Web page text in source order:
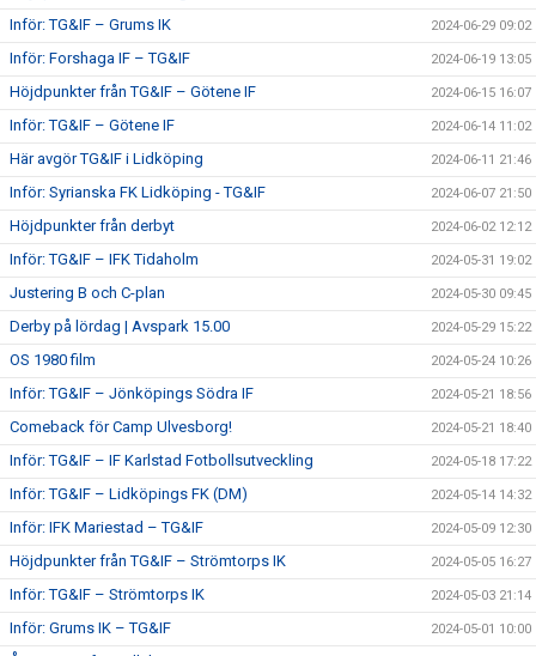
Inför: TG&IF – Grums IK 2024-06-29 09:02
Inför: Forshaga IF – TG&IF 2024-06-19 13:05
Höjdpunkter från TG&IF – Götene IF 2024-06-15 16:07
Inför: TG&IF – Götene IF 2024-06-14 11:02
Här avgör TG&IF i Lidköping 2024-06-11 21:46
Inför: Syrianska FK Lidköping - TG&IF 2024-06-07 21:50
Höjdpunkter från derbyt 2024-06-02 12:12
Inför: TG&IF – IFK Tidaholm 2024-05-31 19:02
Justering B och C-plan 2024-05-30 09:45
Derby på lördag | Avspark 15.00 2024-05-29 15:22
OS 1980 film 2024-05-24 10:26
Inför: TG&IF – Jönköpings Södra IF 2024-05-21 18:56
Comeback för Camp Ulvesborg! 2024-05-21 18:40
Inför: TG&IF – IF Karlstad Fotbollsutveckling 2024-05-18 17:22
Inför: TG&IF – Lidköpings FK (DM) 2024-05-14 14:32
Inför: IFK Mariestad – TG&IF 2024-05-09 12:30
Höjdpunkter från TG&IF – Strömtorps IK 2024-05-05 16:27
Inför: TG&IF – Strömtorps IK 2024-05-03 21:14
Inför: Grums IK – TG&IF 2024-05-01 10:00